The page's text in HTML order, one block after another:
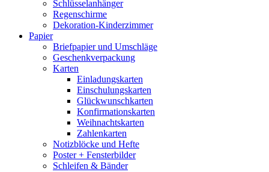
Schlüsselanhänger
Regenschirme
Dekoration-Kinderzimmer
Papier
Briefpapier und Umschläge
Geschenkverpackung
Karten
Einladungskarten
Einschulungskarten
Glückwunschkarten
Konfirmationskarten
Weihnachtskarten
Zahlenkarten
Notizblöcke und Hefte
Poster + Fensterbilder
Schleifen & Bänder